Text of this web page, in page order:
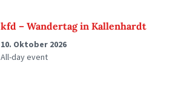
kfd – Wandertag in Kallenhardt
10. Oktober 2026
All-day event